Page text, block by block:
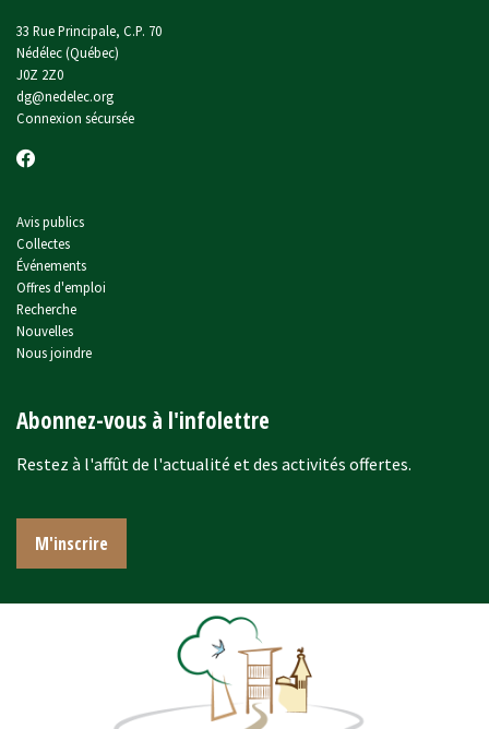
33 Rue Principale, C.P. 70
Nédélec (Québec)
J0Z 2Z0
dg@nedelec.org
Connexion sécursée
Avis publics
Collectes
Événements
Offres d'emploi
Recherche
Nouvelles
Nous joindre
Abonnez-vous à l'infolettre
Restez à l'affût de l'actualité et des activités offertes.
M'inscrire